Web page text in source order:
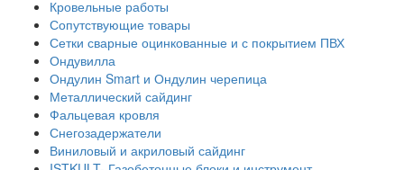
Кровельные работы
Сопутствующие товары
Сетки сварные оцинкованные и с покрытием ПВХ
Ондувилла
Ондулин Smart и Ондулин черепица
Металлический сайдинг
Фальцевая кровля
Снегозадержатели
Виниловый и акриловый сайдинг